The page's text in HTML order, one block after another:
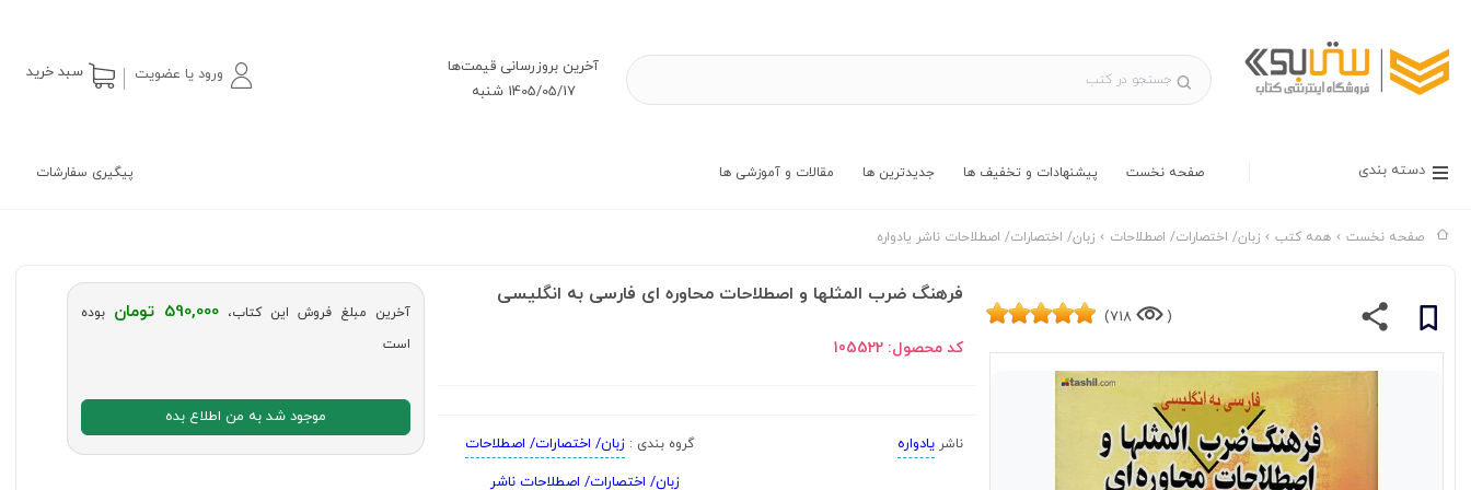
آخرین بروز‌رسانی قیمت‌ها
1405/05/17 شنبه
ورود یا عضویت سبد خرید
دسته بندی صفحه نخست پیگیری سفارشات پیشنهادات و تخفیف ها جدیدترین ها مقالات و آموزشی ها
صفحه نخست همه کتب زبان/ اختصارات/ اصطلاحات زبان/ اختصارات/ اصطلاحات ناشر یادواره
(
718)
فرهنگ ضرب المثلها و اصطلاحات محاوره ای فارسی به انگلیسی
کد محصول:105522
ناشریادواره گروه بندی :زبان/ اختصارات/ اصطلاحات
زبان/ اختصارات/ اصطلاحات ناشر
آخرین مبلغ فروش این کتاب، 590,000 تومان
بوده
است
موجود شد به من اطلاع بده